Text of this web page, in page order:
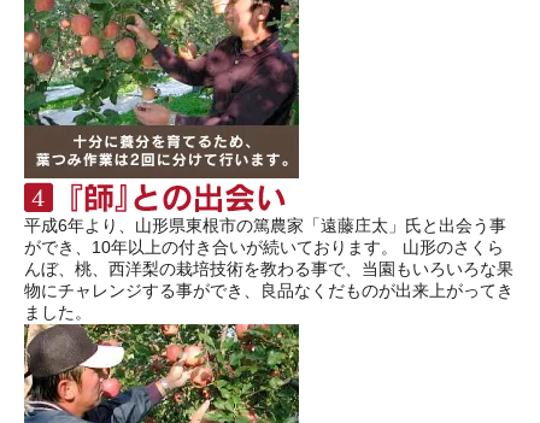
平成6年より、山形県東根市の篤農家「遠藤庄太」氏と出会う事
ができ、10年以上の付き合いが続いております。 山形のさくら
んぼ、桃、西洋梨の栽培技術を教わる事で、当園もいろいろな果
物にチャレンジする事ができ、良品なくだものが出来上がってき
ました。